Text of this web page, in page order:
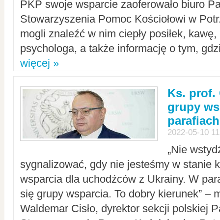
PKP swoje wsparcie zaoferowało biuro
Stowarzyszenia Pomoc Kościołowi w
mogli znaleźć w nim ciepły posiłek,
psychologa, a także informację o tym,
więcej »
Ks. prof.
grupy
parafiach
2022-05-10
„Nie
sygnalizować, gdy nie jesteśmy w stanie
wsparcia dla uchodźców z Ukrainy. W
się grupy wsparcia. To dobry kierunek” –
Waldemar Cisło, dyrektor sekcji polskiej